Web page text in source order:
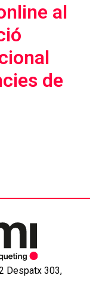
al
de
Despatx 303,